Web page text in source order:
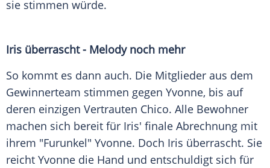
sie stimmen würde.
Iris überrascht - Melody noch mehr
So kommt es dann auch. Die Mitglieder aus dem
Gewinnerteam stimmen gegen Yvonne, bis auf
deren einzigen Vertrauten Chico. Alle Bewohner
machen sich bereit für Iris' finale Abrechnung mit
ihrem "Furunkel" Yvonne. Doch Iris überrascht. Sie
reicht Yvonne die Hand und entschuldigt sich für